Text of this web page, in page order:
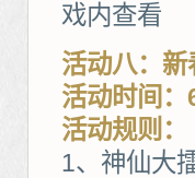
戏内查看
活动八：
活动时间
活动规则：
1、神仙大